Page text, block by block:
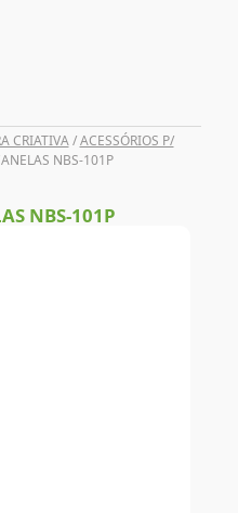
CRIATIVA/ACESSÓRIOS P/
NBS-101P
NBS-101P